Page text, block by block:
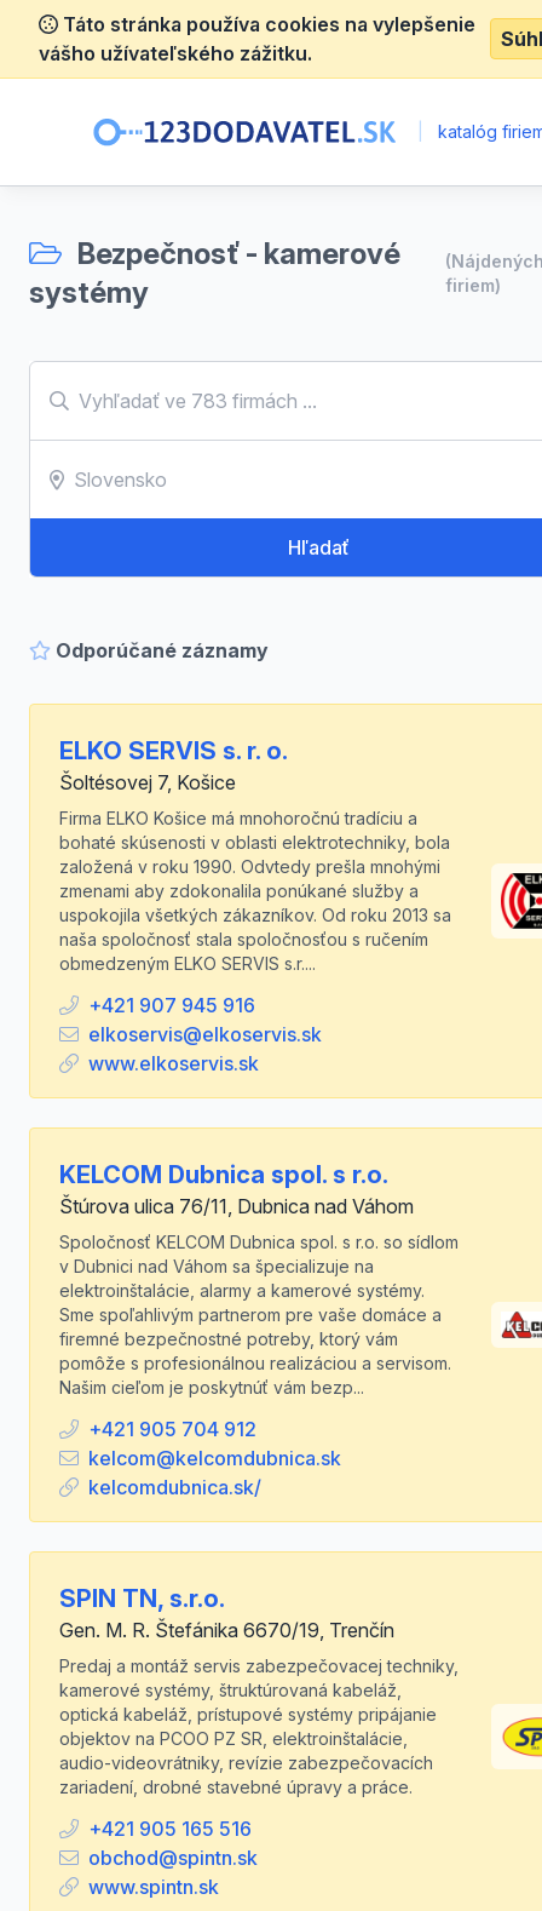
Táto stránka používa cookies na vylepšenie
vášho užívateľského zážitku.
katalóg
Bezpečnosť - kamerové
systémy
firiem)
Hľadať
Odporúčané záznamy
ELKO SERVIS s. r. o.
Šoltésovej 7, Košice
Firma ELKO Košice má mnohoročnú tradíciu a
bohaté skúsenosti v oblasti elektrotechniky, bola
založená v roku 1990. Odvtedy prešla mnohými
zmenami aby zdokonalila ponúkané služby a
uspokojila všetkých zákazníkov. Od roku 2013 sa
naša spoločnosť stala spoločnosťou s ručením
obmedzeným ELKO SERVIS s.r....
+421 907 945 916
elkoservis@elkoservis.sk
www.elkoservis.sk
KELCOM Dubnica spol. s r.o.
Štúrova ulica 76/11, Dubnica nad Váhom
Spoločnosť KELCOM Dubnica spol. s r.o. so sídlom
v Dubnici nad Váhom sa špecializuje na
elektroinštalácie, alarmy a kamerové systémy.
Sme spoľahlivým partnerom pre vaše domáce a
firemné bezpečnostné potreby, ktorý vám
pomôže s profesionálnou realizáciou a servisom.
Našim cieľom je poskytnúť vám bezp...
+421 905 704 912
kelcom@kelcomdubnica.sk
kelcomdubnica.sk/
SPIN TN, s.r.o.
Gen. M. R. Štefánika 6670/19, Trenčín
Predaj a montáž servis zabezpečovacej techniky,
kamerové systémy, štruktúrovaná kabeláž,
optická kabeláž, prístupové systémy pripájanie
objektov na PCOO PZ SR, elektroinštalácie,
audio-videovrátniky, revízie zabezpečovacích
zariadení, drobné stavebné úpravy a práce.
+421 905 165 516
obchod@spintn.sk
www.spintn.sk